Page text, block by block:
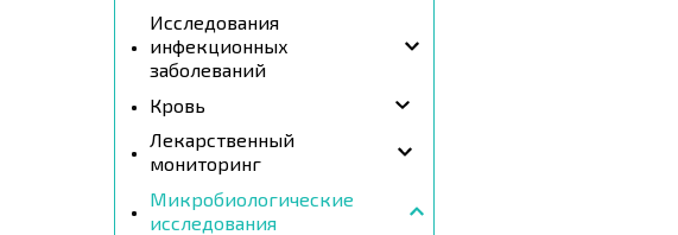
Исследования
инфекционных
заболеваний
Кровь
Лекарственный
мониторинг
Микробиологические
исследования